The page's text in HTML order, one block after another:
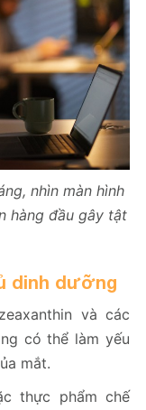
nhìn màn hình
hàng đầu gây tật
dinh dưỡng
và các
có thể làm yếu
mắt.
thực phẩm chế